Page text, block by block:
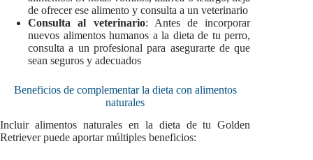
de ofrecer ese alimento y consulta a un veterinario
Consulta al veterinario: Antes de incorporar
nuevos alimentos humanos a la dieta de tu perro,
consulta a un profesional para asegurarte de que
sean seguros y adecuados
Beneficios de complementar la dieta con alimentos
naturales
Incluir alimentos naturales en la dieta de tu Golden
Retriever puede aportar múltiples beneficios: